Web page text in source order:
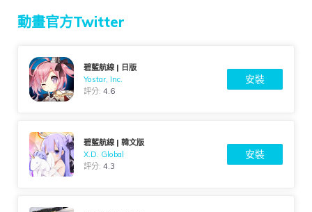
動畫官方Twitter
碧藍航線 | 日版
Yostar, Inc.
評分:4.6
安裝
碧藍航線 | 韓文版
X.D. Global
評分:4.3
安裝